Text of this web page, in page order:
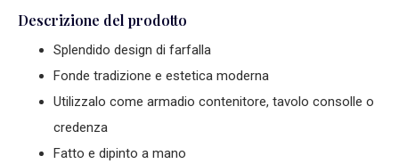
Descrizione del prodotto
Splendido design di farfalla
Fonde tradizione e estetica moderna
Utilizzalo come armadio contenitore, tavolo consolle o
credenza
Fatto e dipinto a mano